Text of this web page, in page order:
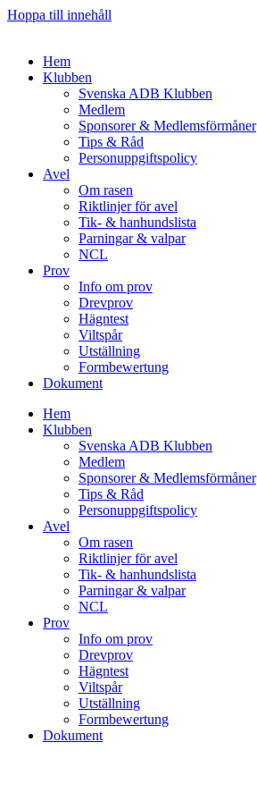
Hoppa till innehåll
Hem
Klubben
Svenska ADB Klubben
Medlem
Sponsorer & Medlemsförmåner
Tips & Råd
Personuppgiftspolicy
Avel
Om rasen
Riktlinjer för avel
Tik- & hanhundslista
Parningar & valpar
NCL
Prov
Info om prov
Drevprov
Hägntest
Viltspår
Utställning
Formbewertung
Dokument
Hem
Klubben
Svenska ADB Klubben
Medlem
Sponsorer & Medlemsförmåner
Tips & Råd
Personuppgiftspolicy
Avel
Om rasen
Riktlinjer för avel
Tik- & hanhundslista
Parningar & valpar
NCL
Prov
Info om prov
Drevprov
Hägntest
Viltspår
Utställning
Formbewertung
Dokument